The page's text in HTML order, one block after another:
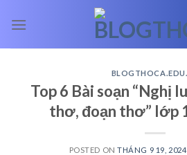
Top 6 Bài soạn “Nghị
thơ, đoạn thơ” lớp
POSTED ONTHÁNG 9 19, 2024